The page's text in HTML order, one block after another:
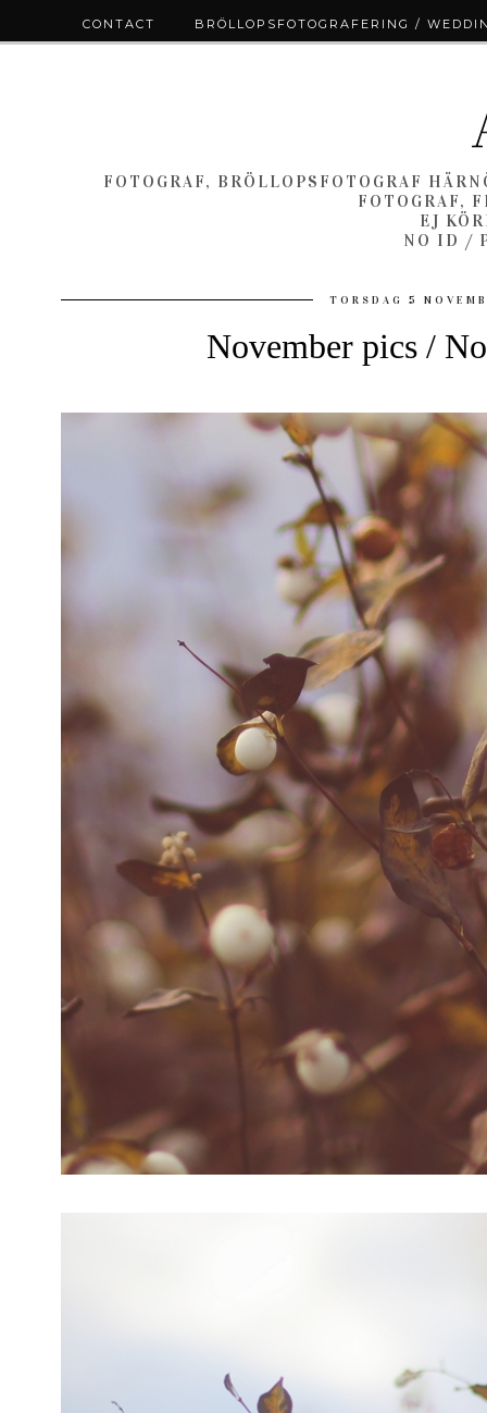
FOTOGRAF, BRÖLLOPSFOTOGRAF
FOTOGRAF,
EJ
NO ID /
TORSDAG 5
November pics /
CONTACT BRÖLLOPSFOTOGRAFERING /